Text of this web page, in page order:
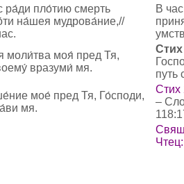
ра́ди пло́тию смерть
на́шея мудрова́ние,//
В
моли́тва моя́ пред Тя,
вразуми́ мя.
Стих
путь
мое́ пред Тя, Го́споди,
мя.
Стих
–
Чтец: